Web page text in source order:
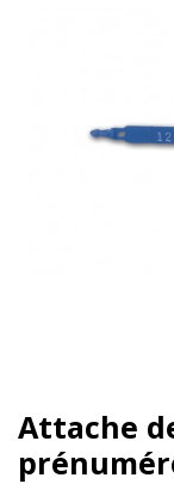
Attache